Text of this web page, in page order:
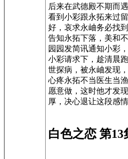
后来在武德殿不期而
看到小彩跟永拓来过
好，哀求永岫务必找
告知永拓下落，美和
园园发简讯通知小彩
小彩请求下，趁清晨
世探病，被永岫发现
心疼永拓不当医生当
愿意做，这时他才发
厚，决心退让这段感情
白色之恋 第13